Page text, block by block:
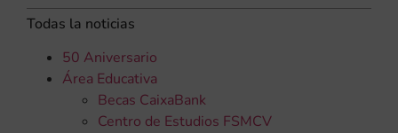
Todas la noticias
50 Aniversario
Área Educativa
Becas CaixaBank
Centro de Estudios FSMCV